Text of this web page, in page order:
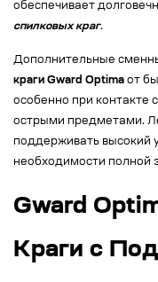
обеспечивает
спилковых краг.
Дополнительные
краги Gward Optima от
особенно при контакте
острыми предметами.
поддерживать высокий
необходимости полной
Gward
Краги с